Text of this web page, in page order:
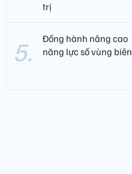
trị
Đồng hành nâng cao
năng lực số vùng biên